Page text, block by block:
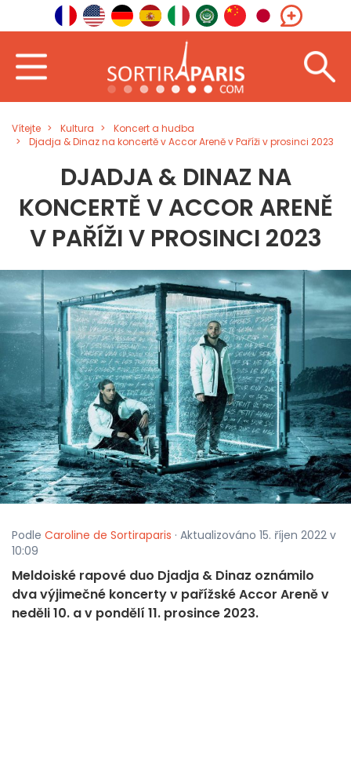
Vítejte Kultura
Koncert a hudba
Djadja & Dinaz na koncertě v Accor Areně v Paříži v prosinci 2023
DJADJA & DINAZ NA
KONCERTĚ V ACCOR ARENĚ
V PAŘÍŽI V PROSINCI 2023
Podle Caroline de Sortiraparis · Aktualizováno 15. říjen 2022 v
10:09
Meldoiské rapové duo Djadja & Dinaz oznámilo
dva výjimečné koncerty v pařížské Accor Areně v
neděli 10. a v pondělí 11. prosince 2023.